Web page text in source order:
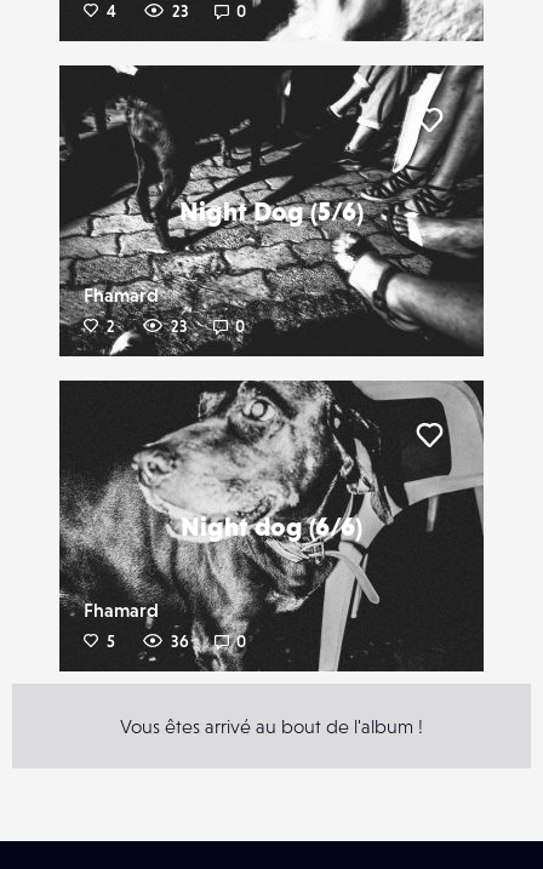
4 23 0
Night Dog (5/6)
Fhamard
2 23 0
Liker
Night dog (6/6)
Fhamard
5 36 0
Liker
Vous êtes arrivé au bout de l'album !